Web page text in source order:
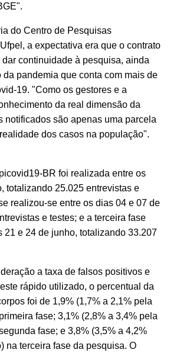
do Centro de Pesquisas
a expectativa era que o contrato
continuidade à pesquisa, ainda
da pandemia que conta com mais de
19. "Como os gestores e a
da real dimensão da
notificados são apenas uma parcela
dos casos na população".
BR foi realizada entre os
totalizando 25.025 entrevistas e
realizou-se entre os dias 04 e 07 de
e testes; e a terceira fase
21 e 24 de junho, totalizando 33.207
a taxa de falsos positivos e
rápido utilizado, o percentual da
foi de 1,9% (1,7% a 2,1% pela
fase; 3,1% (2,8% a 3,4% pela
fase; e 3,8% (3,5% a 4,2%
na terceira fase da pesquisa. O